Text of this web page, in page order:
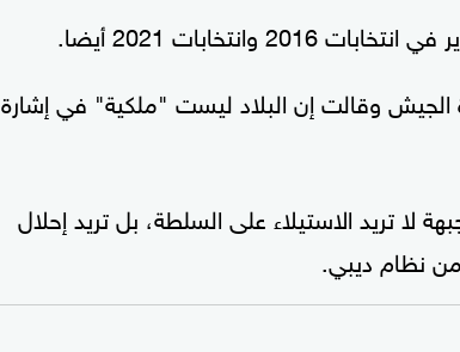
2021 أيضا.
الجيش وقالت إن البلاد ليست "ملكية" في إشارة
لا تريد الاستيلاء على السلطة، بل تريد إحلال
نظام ديبي.